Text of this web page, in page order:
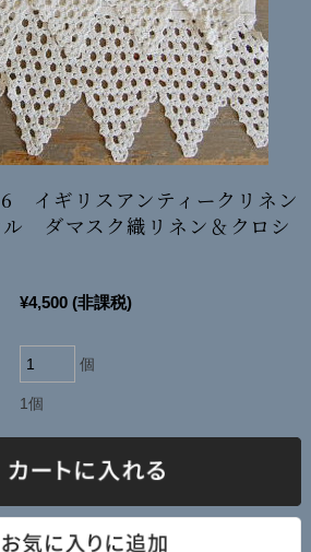
イギリスアンティークリネン
ル ダマスク織リネン＆クロシ
¥4,500 (非課税)
個
1個